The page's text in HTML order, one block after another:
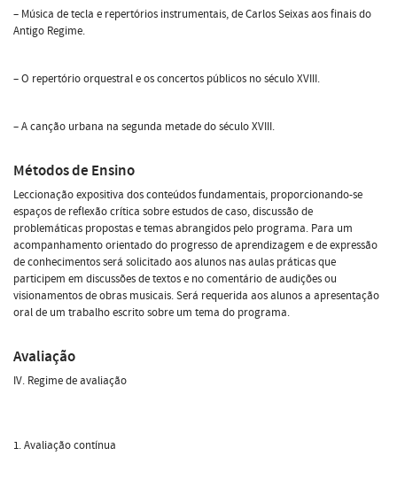
– Música de tecla e repertórios instrumentais, de Carlos Seixas aos finais do
Antigo Regime.
– O repertório orquestral e os concertos públicos no século XVIII.
­– A canção urbana na segunda metade do século XVIII.
Métodos de Ensino
Leccionação expositiva dos conteúdos fundamentais, proporcionando-se
espaços de reflexão crítica sobre estudos de caso, discussão de
problemáticas propostas e temas abrangidos pelo programa. Para um
acompanhamento orientado do progresso de aprendizagem e de expressão
de conhecimentos será solicitado aos alunos nas aulas práticas que
participem em discussões de textos e no comentário de audições ou
visionamentos de obras musicais. Será requerida aos alunos a apresentação
oral de um trabalho escrito sobre um tema do programa.
Avaliação
IV. Regime de avaliação
1. Avaliação contínua